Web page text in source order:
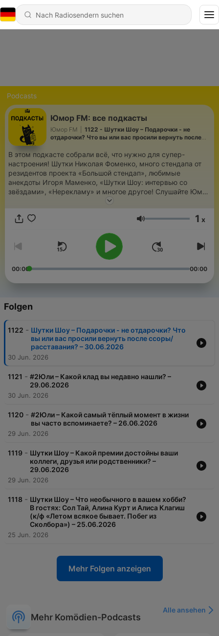
Podcasts
Юмор FM: все подкасты
Юмор FM
1122 - Шутки Шоу – Подарочки - не
отдарочки? Что вы или вас просили вернуть после
В этом подкасте собрали всё, что нужно для супер-
настроения! Шутки Николая Фоменко, много стендапа от
резидентов проекта «Большой стендап», любимые
анекдоты Игоря Маменко, «Шутки Шоу: интервью со
звёздами», «Нерекламу» и многое другое! Слушайте Юмор
FM, переслушивайте в подкастах и подписывайтесь на нас!
Lautstärke 1 x
00:00 00:00
Folgen
1122 - Шутки Шоу – Подарочки - не отдарочки? Что
вы или вас просили вернуть после ссоры/
расставания? – 30.06.2026
30 Jun. 2026
1121 - #2Юли – Какой клад вы недавно нашли? –
29.06.2026
30 Jun. 2026
1120 - #2Юли – Какой самый тёплый момент в жизни
вы часто вспоминаете? – 26.06.2026
29 Jun. 2026
1119 - Шутки Шоу – Какой премии достойны ваши
коллеги, друзья или родственники? –
29.06.2026
29 Jun. 2026
1118 - Шутки Шоу – Что необычного в вашем хобби?
В гостях: Сол Тай, Алина Курт и Алиса Клагиш
(к/ф «Летом всякое бывает. Побег из
Сколбора») – 25.06.2026
25 Jun. 2026
Mehr Folgen anzeigen
Mehr Komödien-Podcasts
Alle ansehen